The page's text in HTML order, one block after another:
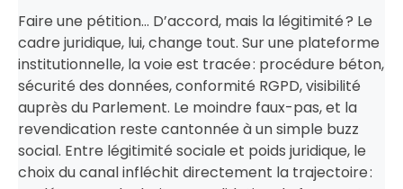
Faire une pétition… D’accord, mais la légitimité ? Le
cadre juridique, lui, change tout. Sur une plateforme
institutionnelle, la voie est tracée : procédure béton,
sécurité des données, conformité RGPD, visibilité
auprès du Parlement. Le moindre faux-pas, et la
revendication reste cantonnée à un simple buzz
social. Entre légitimité sociale et poids juridique, le
choix du canal infléchit directement la trajectoire :